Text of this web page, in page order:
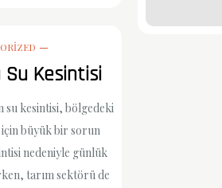
Kesintisi
su kesintisi, bölgedeki
büyük bir sorun
nedeniyle günlük
tarım sektörü de